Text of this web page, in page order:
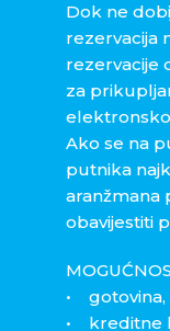
Dok ne
rezervacija
rezervacije
za
Ako se na
putnika
aranžmana
obavijestiti
• gotovina,
• kreditne